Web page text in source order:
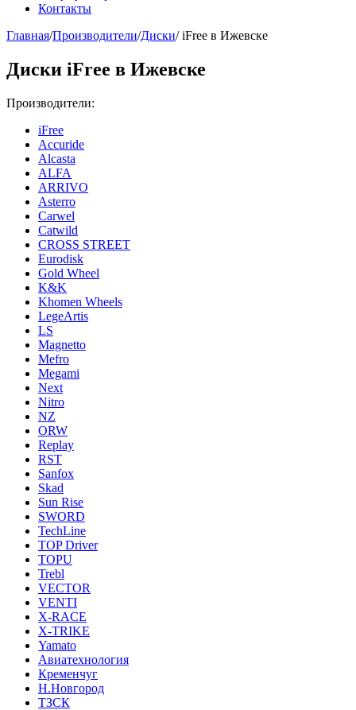
Контакты
Главная/Производители/Диски/iFree в Ижевске
Диски iFree в Ижевске
Производители:
iFree
Accuride
Alcasta
ALFA
ARRIVO
Asterro
Carwel
Catwild
CROSS STREET
Eurodisk
Gold Wheel
K&K
Khomen Wheels
LegeArtis
LS
Magnetto
Mefro
Megami
Next
Nitro
NZ
ORW
Replay
RST
Sanfox
Skad
Sun Rise
SWORD
TechLine
TOP Driver
TOPU
Trebl
VECTOR
VENTI
X-RACE
X-TRIKE
Yamato
Авиатехнология
Кременчуг
Н.Новгород
ТЗСК